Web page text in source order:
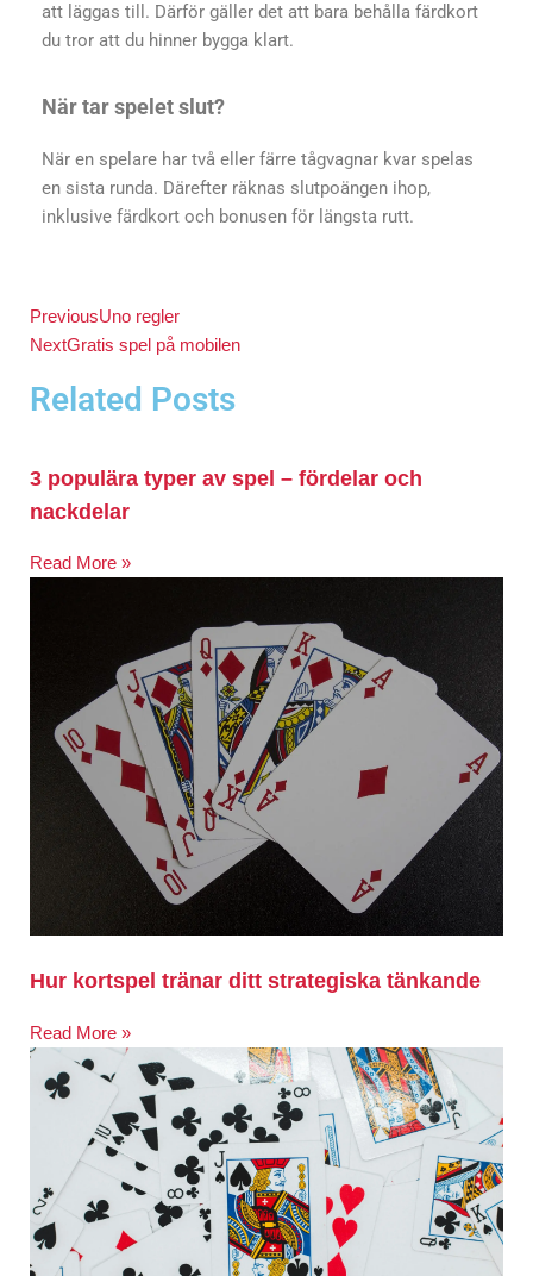
att läggas till. Därför gäller det att bara behålla färdkort
du tror att du hinner bygga klart.
När tar spelet slut?
När en spelare har två eller färre tågvagnar kvar spelas
en sista runda. Därefter räknas slutpoängen ihop,
inklusive färdkort och bonusen för längsta rutt.
PreviousUno regler
NextGratis spel på mobilen
Related Posts
3 populära typer av spel – fördelar och
nackdelar
Read More »
Hur kortspel tränar ditt strategiska tänkande
Read More »